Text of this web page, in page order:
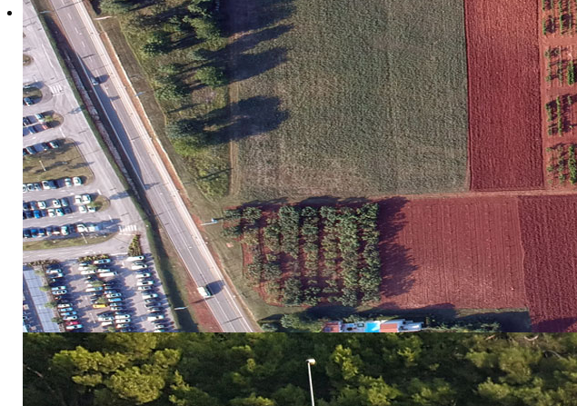
Međunarodna konferencija
Conference on Islands Tourism –
14 Rujan 2018 Hitova: 4762
Dana 7. i 8. rujna 2018. godine, Tina Šugar sudjelovala je na
Tourism – ICIT 2018 “ u Palermu, Italija. Šugar je predstavila
Perceptions of ”Green beach” in Istria (Croatia)” koji je rezultat
Konferenciju organizira organizacija OTIE - OBSERVATORY ON TOURISM FOR
znanja između različitih stručnjaka radi kreiranja učinkovitih strategija razvoja otoka i
aktivnosti radne skupine IEWG - Island Economy Working Group osnovane u
Bruxellesu 27. studenog 2017. godine. Djelokrug rada konferencije i radne skupine
održivog razvoja otoka.
Sažetak rada Brščić, K., Šugar, T. (2018) „Tourists’ Perceptions of ”Green beach” in